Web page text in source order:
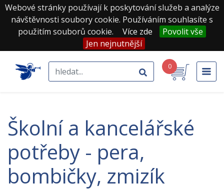
Webové stránky používají k poskytování služeb a analýze
návštěvnosti soubory cookie. Používáním souhlasíte s
použitím souborů cookie.
Více zde
Povolit vše
Jen nejnutnější
0
školní a kancelářské
potřeby - pera,
bombičky, zmizík